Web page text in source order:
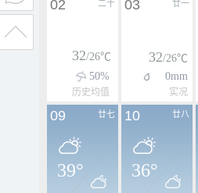
二十
02
32/26℃
50%
历史均值
廿一
03
32/26℃
0mm
实况
廿七
09
39°
廿八
10
36°